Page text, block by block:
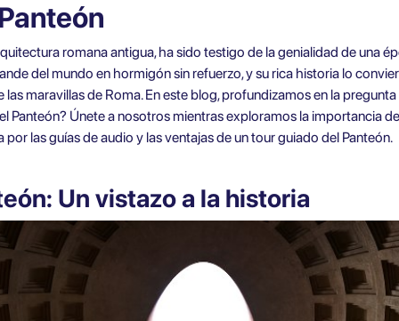
romana antigua, ha sido testigo de la genialidad de una
del mundo en hormigón sin refuerzo, y su rica historia lo
maravillas de Roma. En este blog, profundizamos en la
Panteón? Únete a nosotros mientras exploramos la importancia
las guías de audio y las ventajas de un tour guiado del Panteón.
Un vistazo a la historia